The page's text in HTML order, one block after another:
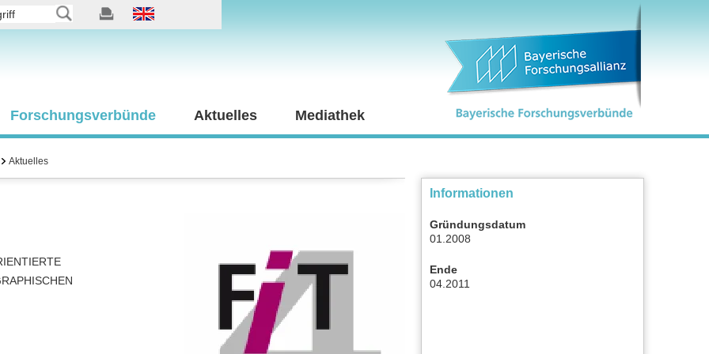
Forschungsverbünde Aktuelles Mediathek
Aktuelles
Informationen
Gründungsdatum
01.2008
Ende
04.2011